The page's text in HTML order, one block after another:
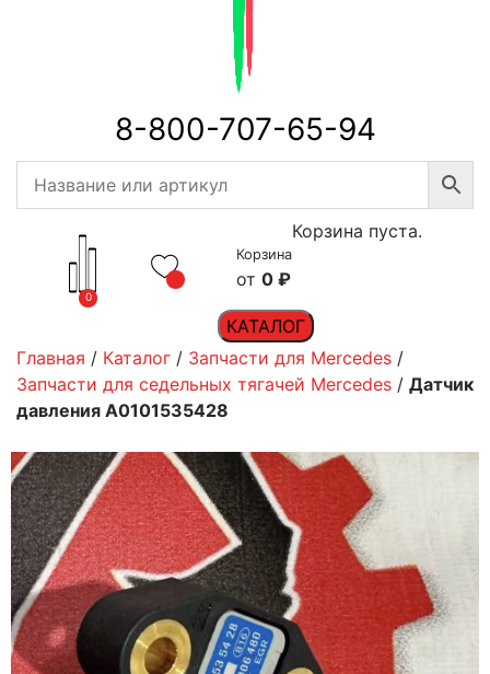
8-800-707-65-94
0
Корзина
0 ₽
Корзина пуста.
КАТАЛОГ
Главная / Каталог / Запчасти для Mercedes /
Запчасти для седельных тягачей Mercedes / Датчик
давления A0101535428